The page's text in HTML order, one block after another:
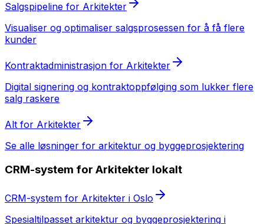
Salgspipeline for Arkitekter
Visualiser og optimaliser salgsprosessen for å få flere
kunder
Kontraktadministrasjon for Arkitekter
Digital signering og kontraktoppfølging som lukker flere
salg raskere
Alt for Arkitekter
Se alle løsninger for arkitektur og byggeprosjektering
CRM-system for Arkitekter lokalt
CRM-system for Arkitekter i Oslo
Spesialtilpasset arkitektur og byggeprosjektering i